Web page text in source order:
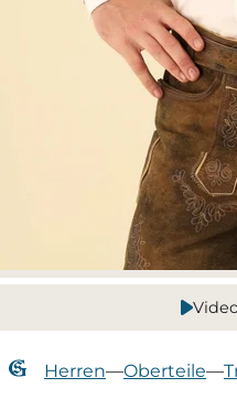
Herren—Oberteile—